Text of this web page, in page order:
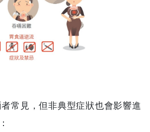
常見，但非典型症狀也會影響進